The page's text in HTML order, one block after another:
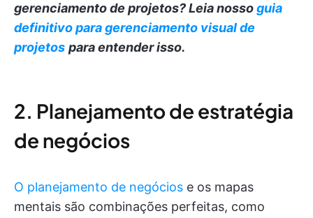
gerenciamento de projetos?Leia nossoguia
definitivo para gerenciamento visual de
projetos para entender isso.
2. Planejamento de estratégia
de negócios
O planejamento de negócios e os mapas
mentais são combinações perfeitas, como